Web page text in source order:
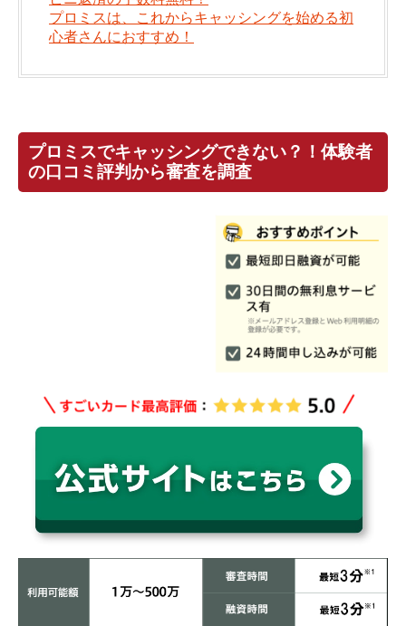
プロミスは、これからキャッシングを始める初
心者さんにおすすめ！
プロミスでキャッシングできない？！体験者
の口コミ評判から審査を調査